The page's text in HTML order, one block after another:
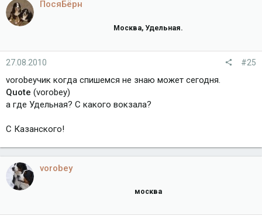
ПосяБёрн
Москва, Удельная.
27.08.2010 #25
vorobeyчик когда спишемся не знаю может сегодня.
Quote (vorobey)
а где Удельная? С какого вокзала?
С Казанского!
vorobey
москва